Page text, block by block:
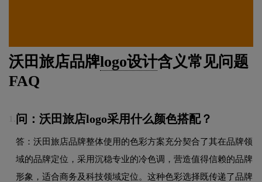
沃田旅店品牌logo设计含义常见问题
FAQ
问：沃田旅店logo采用什么颜色搭配？
答：沃田旅店品牌整体使用的色彩方案充分契合了其在品牌领
域的品牌定位，采用沉稳专业的冷色调，营造值得信赖的品牌
形象，适合商务及科技领域定位。这种色彩选择既传递了品牌